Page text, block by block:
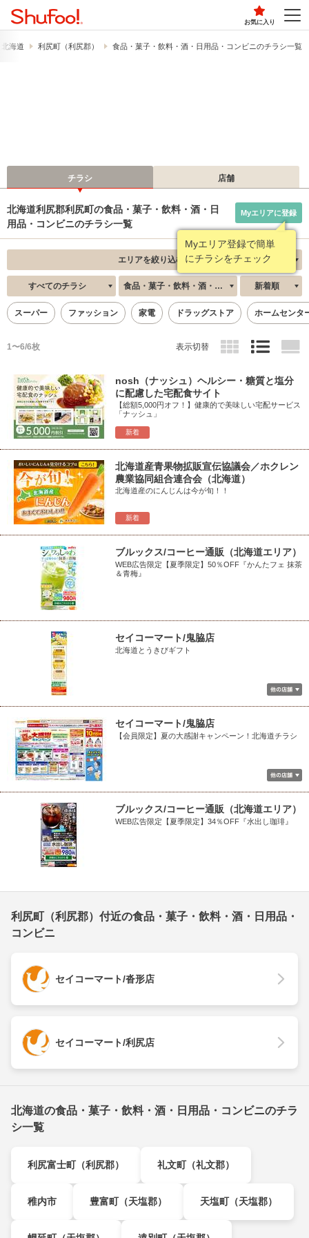
お気に入り
北海道 利尻町（利尻郡） 食品・菓子・飲料・酒・日用品・コンビニのチラシ一覧
チラシ 店舗
北海道利尻郡利尻町の食品・菓子・飲料・酒・日
用品・コンビニのチラシ一覧
Myエリア登録で簡単
にチラシをチェック
Myエリアに登録
エリアを絞り込む
すべてのチラシ 食品・菓子・飲料・酒・日用品・コンビニ 新着順
スーパー ファッション 家電 ドラッグストア ホームセンタ
1〜6/6枚 表示切替
新着
nosh（ナッシュ）ヘルシー・糖質と塩分
に配慮した宅配食サイト
【総額5,000円オフ！】健康的で美味しい宅配サービス
「ナッシュ」
新着
北海道産青果物拡販宣伝協議会／ホクレン
農業協同組合連合会（北海道）
北海道産のにんじんは今が旬！！
ブルックス/コーヒー通販（北海道エリア）
WEB広告限定【夏季限定】50％OFF『かんたフェ 抹茶
＆青梅』
セイコーマート/鬼脇店
北海道とうきびギフト
セイコーマート/鬼脇店
【会員限定】夏の大感謝キャンペーン！北海道チラシ
ブルックス/コーヒー通販（北海道エリア）
WEB広告限定【夏季限定】34％OFF『水出し珈琲』
利尻町（利尻郡）付近の食品・菓子・飲料・酒・日用品・
コンビニ
セイコーマート/沓形店
セイコーマート/利尻店
北海道の食品・菓子・飲料・酒・日用品・コンビニのチラ
シ一覧
利尻富士町（利尻郡） 礼文町（礼文郡）
稚内市 豊富町（天塩郡） 天塩町（天塩郡）